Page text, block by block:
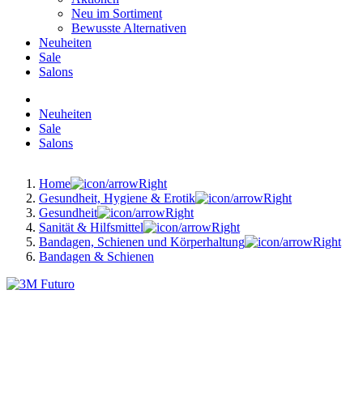
Neu im Sortiment
Bewusste Alternativen
Neuheiten
Sale
Salons
Neuheiten
Sale
Salons
Home
Gesundheit, Hygiene & Erotik
Gesundheit
Sanität & Hilfsmittel
Bandagen, Schienen und Körperhaltung
Bandagen & Schienen